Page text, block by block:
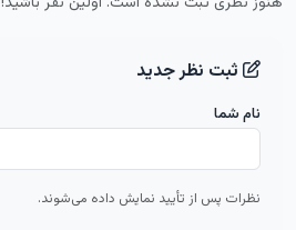
ثبت نظر جدید
نام شما
نظرات پس از تأیید نمایش داده می‌شوند.